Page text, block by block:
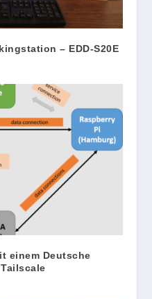
– EDD-S20E
einem Deutsche